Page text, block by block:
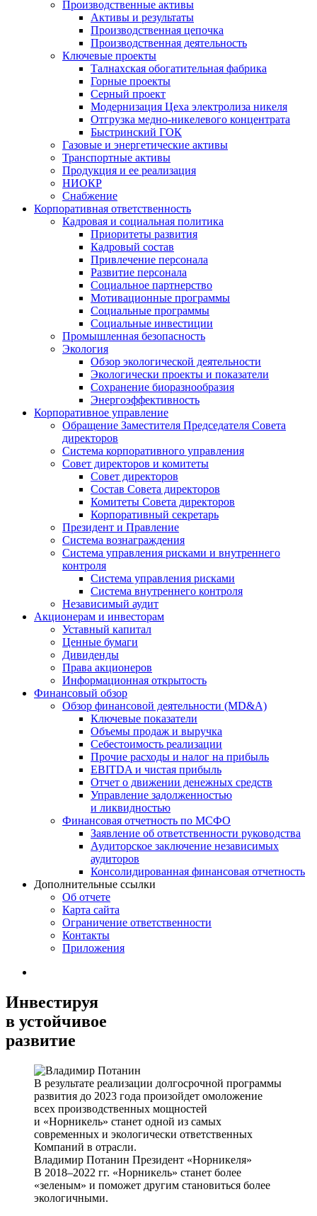
Производственные активы
Активы и результаты
Производственная цепочка
Производственная деятельность
Ключевые проекты
Талнахская обогатительная фабрика
Горные проекты
Серный проект
Модернизация Цеха электролиза никеля
Отгрузка медно-никелевого концентрата
Быстринский ГОК
Газовые и энергетические активы
Транспортные активы
Продукция и ее реализация
НИОКР
Снабжение
Корпоративная ответственность
Кадровая и социальная политика
Приоритеты развития
Кадровый состав
Привлечение персонала
Развитие персонала
Социальное партнерство
Мотивационные программы
Социальные программы
Социальные инвестиции
Промышленная безопасность
Экология
Обзор экологической деятельности
Экологически проекты и показатели
Сохранение биоразнообразия
Энергоэффективность
Корпоративное управление
Обращение Заместителя Председателя Совета
директоров
Система корпоративного управления
Совет директоров и комитеты
Совет директоров
Состав Совета директоров
Комитеты Совета директоров
Корпоративный секретарь
Президент и Правление
Система вознаграждения
Система управления рисками и внутреннего
контроля
Система управления рисками
Система внутреннего контроля
Независимый аудит
Акционерам и инвесторам
Уставный капитал
Ценные бумаги
Дивиденды
Права акционеров
Информационная открытость
Финансовый обзор
Обзор финансовой деятельности (MD&A)
Ключевые показатели
Объемы продаж и выручка
Себестоимость реализации
Прочие расходы и налог на прибыль
EBITDA и чистая прибыль
Отчет о движении денежных средств
Управление задолженностью
и ликвидностью
Финансовая отчетность по МСФО
Заявление об ответственности руководства
Аудиторское заключение независимых
аудиторов
Консолидированная финансовая отчетность
Дополнительные ссылки
Об отчете
Карта сайта
Ограничение ответственности
Контакты
Приложения
Инвестируя
в устойчивое
развитие
В результате реализации долгосрочной программы
развития до 2023 года произойдет омоложение
всех производственных мощностей
и «Норникель» станет одной из самых
современных и экологически ответственных
Компаний в отрасли.
Владимир Потанин Президент «Норникеля»
В 2018–2022 гг. «Норникель» станет более
«зеленым» и поможет другим становиться более
экологичными.